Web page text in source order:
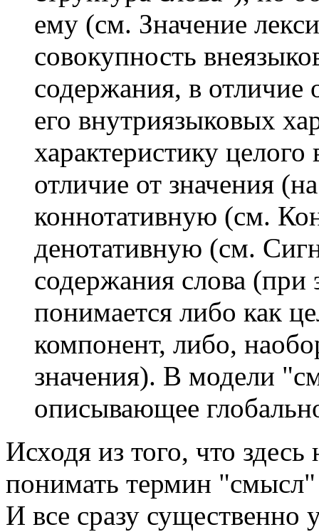
ему (см. Значение
совокупность
содержания, в отличие
его внутриязыковых
характеристику
отличие от значения
коннотативную (см.
денотативную (см.
содержания слова
понимается либо как
компонент, либо,
значения). В модели
описывающее
Исходя из того, что
понимать термин "смысл"
И все сразу существенно